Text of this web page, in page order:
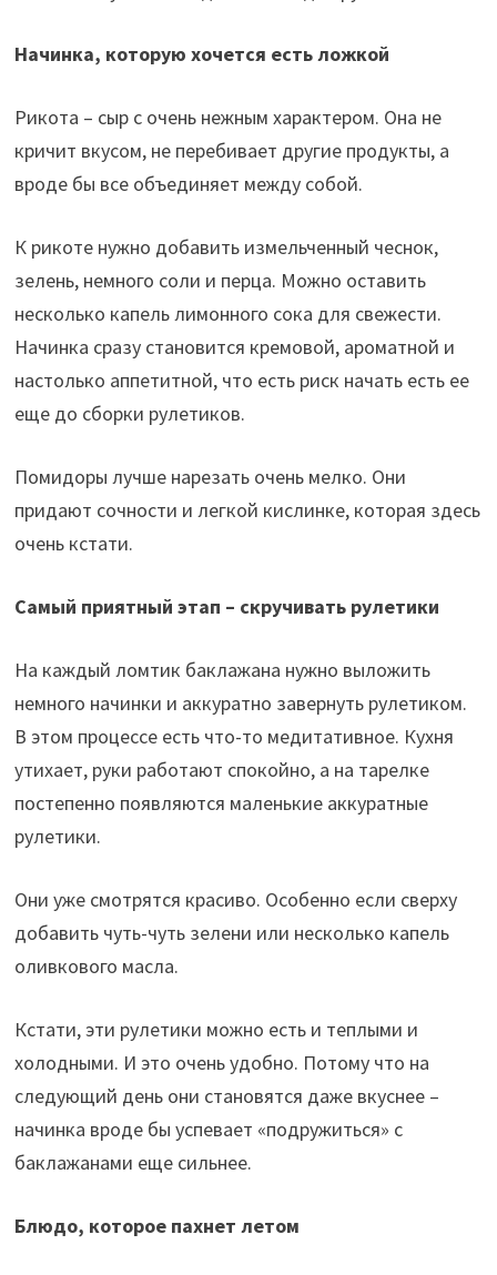
Начинка, которую хочется есть ложкой
Рикота – сыр с очень нежным характером. Она не
кричит вкусом, не перебивает другие продукты, а
вроде бы все объединяет между собой.
К рикоте нужно добавить измельченный чеснок,
зелень, немного соли и перца. Можно оставить
несколько капель лимонного сока для свежести.
Начинка сразу становится кремовой, ароматной и
настолько аппетитной, что есть риск начать есть ее
еще до сборки рулетиков.
Помидоры лучше нарезать очень мелко. Они
придают сочности и легкой кислинке, которая здесь
очень кстати.
Самый приятный этап – скручивать рулетики
На каждый ломтик баклажана нужно выложить
немного начинки и аккуратно завернуть рулетиком.
В этом процессе есть что-то медитативное. Кухня
утихает, руки работают спокойно, а на тарелке
постепенно появляются маленькие аккуратные
рулетики.
Они уже смотрятся красиво. Особенно если сверху
добавить чуть-чуть зелени или несколько капель
оливкового масла.
Кстати, эти рулетики можно есть и теплыми и
холодными. И это очень удобно. Потому что на
следующий день они становятся даже вкуснее –
начинка вроде бы успевает «подружиться» с
баклажанами еще сильнее.
Блюдо, которое пахнет летом